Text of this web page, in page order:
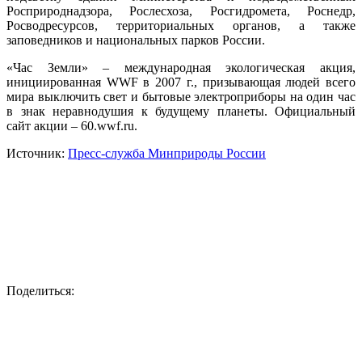
Росприроднадзора, Рослесхоза, Росгидромета, Роснедр,
Росводресурсов, территориальных органов, а также
заповедников и национальных парков России.
«Час Земли» – международная экологическая акция,
инициированная WWF в 2007 г., призывающая людей всего
мира выключить свет и бытовые электроприборы на один час
в знак неравнодушия к будущему планеты. Официальный
сайт акции – 60.wwf.ru.
Источник: Пресс-служба Минприроды России
Поделиться: